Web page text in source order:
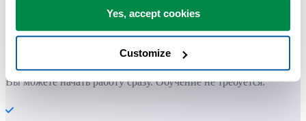
Yes, accept cookies
Customize
ASAP Utilities помогает экономить время и делать то, что
невозможно сделать только средствами Excel.
Вы можете начать работу сразу. Обучение не требуется.